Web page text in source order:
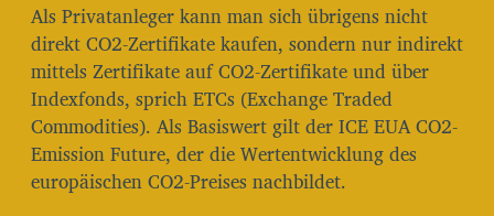
Als Privatanleger kann man sich übrigens nicht
direkt CO2-Zertifikate kaufen, sondern nur indirekt
mittels Zertifikate auf CO2-Zertifikate und über
Indexfonds, sprich ETCs (Exchange Traded
Commodities). Als Basiswert gilt der ICE EUA CO2-
Emission Future, der die Wertentwicklung des
europäischen CO2-Preises nachbildet.